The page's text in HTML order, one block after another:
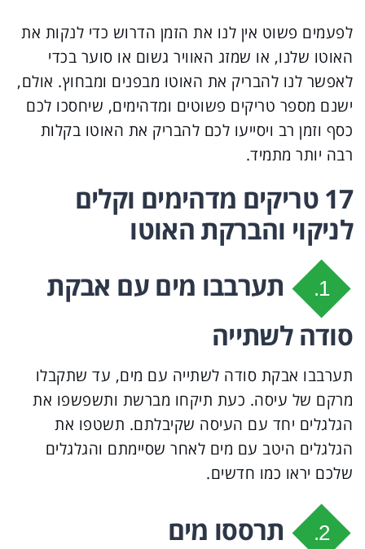
לפעמים פשוט אין לנו את הזמן הדרוש כדי לנקות את
האוטו שלנו, או שמזג האוויר גשום או סוער בכדי
לאפשר לנו להבריק את האוטו מבפנים ומבחוץ. אולם,
ישנם מספר טריקים פשוטים ומדהימים, שיחסכו לכם
כסף וזמן רב ויסייעו לכם להבריק את האוטו בקלות
רבה יותר מתמיד.
17 טריקים מדהימים וקלים
לניקוי והברקת האוטו
1.
תערבבו מים עם אבקת
סודה לשתייה
תערבבו אבקת סודה לשתייה עם מים, עד שתקבלו
מרקם של עיסה. כעת תיקחו מברשת ותשפשפו את
הגלגלים יחד עם העיסה שקיבלתם. תשטפו את
הגלגלים היטב עם מים לאחר שסיימתם והגלגלים
שלכם יראו כמו חדשים.
2. תרססו מים